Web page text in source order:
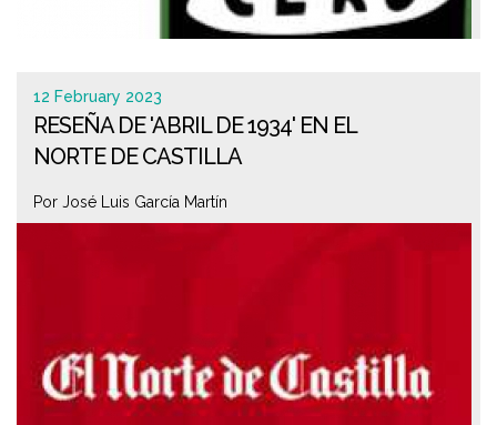
12 February 2023
RESEÑA DE 'ABRIL DE 1934' EN EL
NORTE DE CASTILLA
Por José Luis García Martín